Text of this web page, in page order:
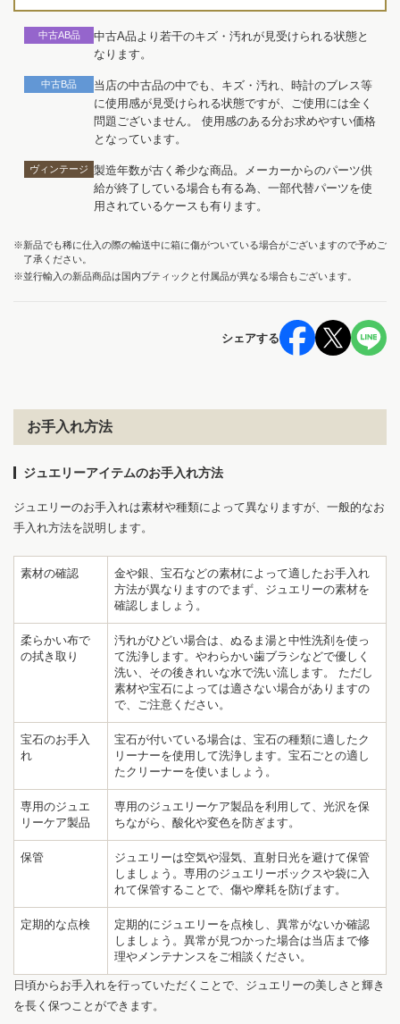
中古AB品
中古A品より若干のキズ・汚れが見受けられる状態と
なります。
中古B品
当店の中古品の中でも、キズ・汚れ、時計のブレス等
に使用感が見受けられる状態ですが、ご使用には全く
問題ございません。 使用感のある分お求めやすい価格
となっています。
ヴィンテージ 製造年数が古く希少な商品。メーカーからのパーツ供
給が終了している場合も有る為、一部代替パーツを使
用されているケースも有ります。
※新品でも稀に仕入の際の輸送中に箱に傷がついている場合がございますので予めご
了承ください。
※並行輸入の新品商品は国内ブティックと付属品が異なる場合もございます。
シェアする
お手入れ方法
ジュエリーアイテムのお手入れ方法
ジュエリーのお手入れは素材や種類によって異なりますが、一般的なお
手入れ方法を説明します。
素材の確認
金や銀、宝石などの素材によって適したお手入れ
方法が異なりますのでまず、ジュエリーの素材を
確認しましょう。
柔らかい布で
の拭き取り
汚れがひどい場合は、ぬるま湯と中性洗剤を使っ
て洗浄します。やわらかい歯ブラシなどで優しく
洗い、その後きれいな水で洗い流します。 ただし
素材や宝石によっては適さない場合がありますの
で、ご注意ください。
宝石のお手入
れ
宝石が付いている場合は、宝石の種類に適したク
リーナーを使用して洗浄します。宝石ごとの適し
たクリーナーを使いましょう。
専用のジュエ
リーケア製品
専用のジュエリーケア製品を利用して、光沢を保
ちながら、酸化や変色を防ぎます。
保管
ジュエリーは空気や湿気、直射日光を避けて保管
しましょう。専用のジュエリーボックスや袋に入
れて保管することで、傷や摩耗を防げます。
定期的な点検
定期的にジュエリーを点検し、異常がないか確認
しましょう。異常が見つかった場合は当店まで修
理やメンテナンスをご相談ください。
日頃からお手入れを行っていただくことで、ジュエリーの美しさと輝き
を長く保つことができます。
1 6